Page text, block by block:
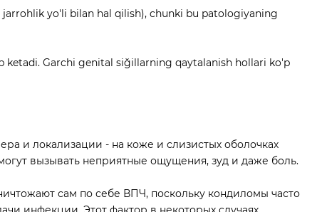
yo'li bilan hal qilish), chunki bu patologiyaning
ketadi. Garchi genital siğillarning qaytalanish hollari ko'p
и локализации - на коже и слизистых оболочках
вызывать неприятные ощущения, зуд и даже боль.
сам по себе ВПЧ, поскольку кондиломы часто